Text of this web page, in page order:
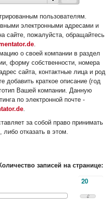
пользователям.
электронными адресами и
сайте, пожалуйста, обращайтесь
.
о своей компании в раздел
форму собственности, номера
сайта, контактные лица и род
краткое описание (год
Вашей компании. Данную
по электронной почте -
.
за собой право принимать
отказать в этом.
записей на странице: